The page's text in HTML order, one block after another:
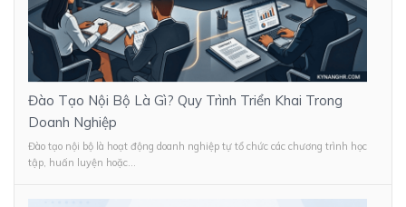
Đào Tạo Nội Bộ Là Gì? Quy Trình Triển Khai Trong
Doanh Nghiệp
Đào tạo nội bộ là hoạt động doanh nghiệp tự tổ chức các chương trình học
tập, huấn luyện hoặc...